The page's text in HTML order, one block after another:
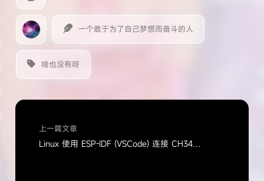
一个敢于为了自己梦想而奋斗的人
啥也没有呀
上一篇文章
Linux 使用 ESP-IDF (VSCode) 连接 CH340 串口的32单片机